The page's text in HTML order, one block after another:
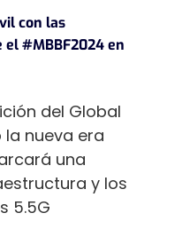
con las
el #MBBF2024 en
del Global
la nueva era
una
y los
5.5G